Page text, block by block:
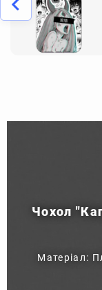
Чохол
Матеріал: